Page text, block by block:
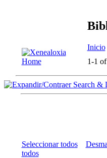
Inicio
1-1
Search &
Seleccionar todos
todos